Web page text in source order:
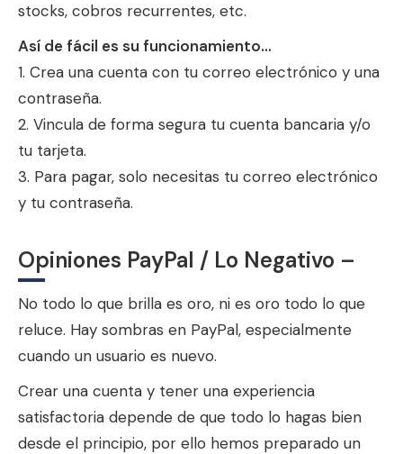
stocks, cobros recurrentes, etc.
Así de fácil es su funcionamiento…
1. Crea una cuenta con tu correo electrónico y una
contraseña.
2. Vincula de forma segura tu cuenta bancaria y/o
tu tarjeta.
3. Para pagar, solo necesitas tu correo electrónico
y tu contraseña.
Opiniones PayPal / Lo Negativo –
No todo lo que brilla es oro, ni es oro todo lo que
reluce. Hay sombras en PayPal, especialmente
cuando un usuario es nuevo.
Crear una cuenta y tener una experiencia
satisfactoria depende de que todo lo hagas bien
desde el principio, por ello hemos preparado un